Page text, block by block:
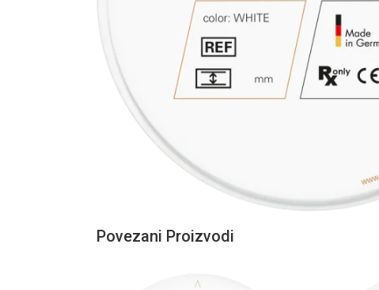
Povezani Proizvodi